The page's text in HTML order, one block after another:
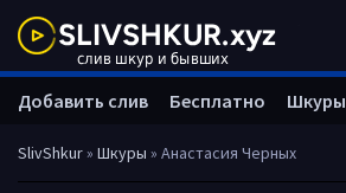
SlivShkur» Шкуры » Анастасия Черных
Добавить слив Бесплатно Шкуры